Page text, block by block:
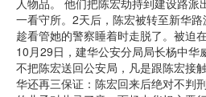
人物品。 他们把陈宏劫持到建设路
一看守所。2天后，陈宏被转至新华
趁看管她的警察睡着时走脱了。被迫
10月29日，建华公安分局局长杨中华
不把陈宏送回公安局，凡是跟陈宏接
华还再三保证：陈宏回来后绝对不判